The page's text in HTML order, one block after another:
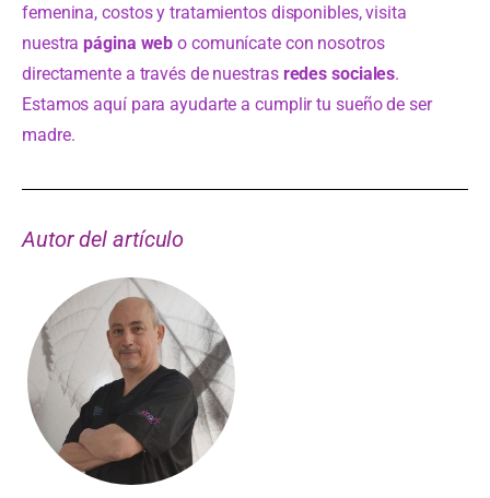
femenina, costos y tratamientos disponibles, visita
nuestrapágina web o comunícate con nosotros
directamente a través de nuestras redes sociales.
Estamos aquí para ayudarte a cumplir tu sueño de ser
madre.
Autor del artículo